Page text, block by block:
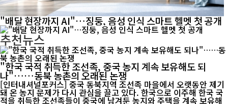
"배달 현장까지 AI"…징둥, 음성 인식 스마트 헬멧 첫 공개
추천뉴스
"한국 국적 취득한 조선족, 중국 농지 계속 보유해도 되
나"……동북 농촌의 오래된 논쟁
[인터내셔널포커스] 중국 동북지역 조선족 마을에서 오랫동안 제기
돼 온 농지 문제가 다시 관심을 끌고 있다. 한국으로 이주해 한국 국
적을 취득한 조선족들이 중국에 남겨둔 농지와 주택을 계속 보유해